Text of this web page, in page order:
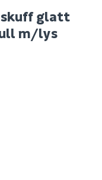
skuff glatt
m/lys